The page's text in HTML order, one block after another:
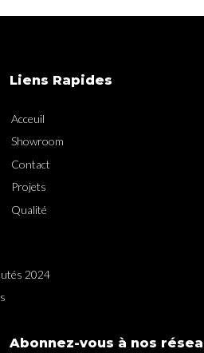
Liens Rapides
Acceuil
Showroom
Contact
Projets
Qualité
2024
Abonnez-vous à nos